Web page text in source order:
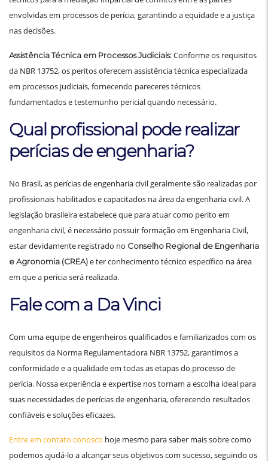
envolvidas em processos de perícia, garantindo a equidade e a justiça
nas decisões.
Assistência Técnica em Processos Judiciais:Conforme os requisitos
da NBR 13752, os peritos oferecem assistência técnica especializada
em processos judiciais, fornecendo pareceres técnicos
fundamentados e testemunho pericial quando necessário.
Qual profissional pode realizar
perícias de engenharia?
No Brasil, as perícias de engenharia civil geralmente são realizadas por
profissionais habilitados e capacitados na área da engenharia civil. A
legislação brasileira estabelece que para atuar como perito em
engenharia civil, é necessário possuir formação em Engenharia Civil,
estar devidamente registrado no Conselho Regional de Engenharia
e Agronomia (CREA)e ter conhecimento técnico específico na área
em que a perícia será realizada.
Fale com a Da Vinci
Com uma equipe de engenheiros qualificados e familiarizados com os
requisitos da Norma Regulamentadora NBR 13752, garantimos a
conformidade e a qualidade em todas as etapas do processo de
perícia. Nossa experiência e expertise nos tornam a escolha ideal para
suas necessidades de perícias de engenharia, oferecendo resultados
confiáveis e soluções eficazes.
Entre em contato conosco hoje mesmo para saber mais sobre como
podemos ajudá-lo a alcançar seus objetivos com sucesso, seguindo os